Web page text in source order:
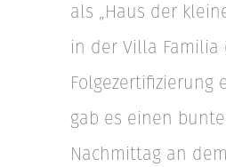
als „Haus der
in der Villa Familia
Folgezertifizierung
gab es einen
Nachmittag an